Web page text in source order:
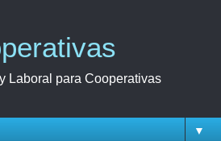
Laboral para Cooperativas
▼